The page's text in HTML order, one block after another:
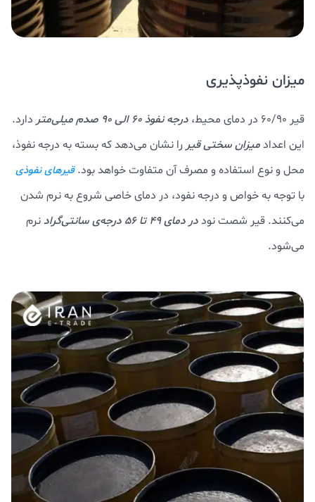
میزان نفوذپذیری
قیر 60/90 در دمای محیط، درجه نفوذ 60 الی 90 صدم میلی‌متر
دارد.
این اعدادمیزان سختی قیر را نشان می‌دهد که بسته به درجه نفوذ،
محل و نوع استفاده و مصرف آن متفاوت خواهد بود.قیرهای نفوذی
با توجه به خواص و درجه نفود، در دمای خاصی شروع به نرم شدن
می‌کنند. قیر شصت نوددر دمای 49 تا 56 درجه‌ی سانتی‌گراد
نرم
می‌شود.